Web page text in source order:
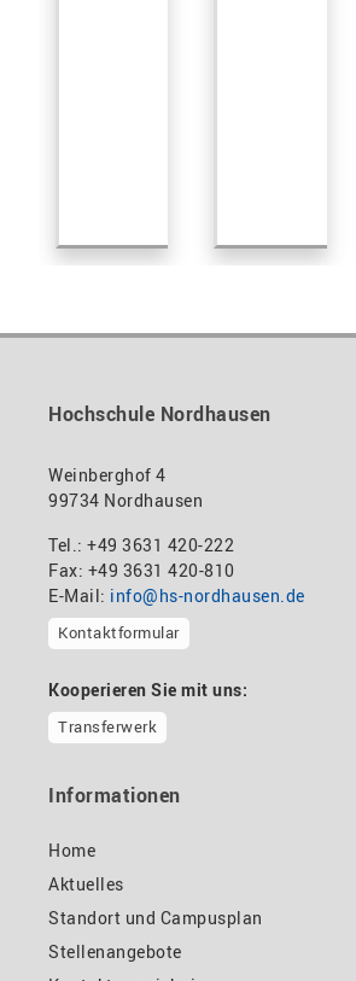
Hochschule Nordhausen
Weinberghof 4
99734 Nordhausen
Tel.: +49 3631 420-222
Fax: +49 3631 420-810
E-Mail: info@hs-nordhausen.de
Kontaktformular
Kooperieren Sie mit uns:
Transferwerk
Informationen
Home
Aktuelles
Standort und Campusplan
Stellenangebote